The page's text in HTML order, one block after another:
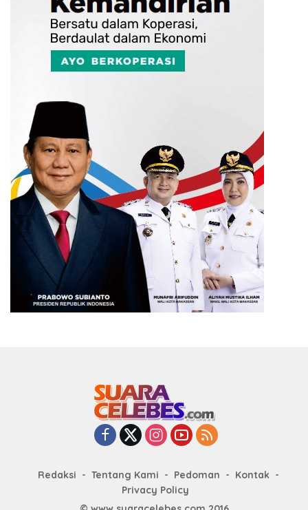
Redaksi Tentang Kami Pedoman
Kontak
Privacy Policy